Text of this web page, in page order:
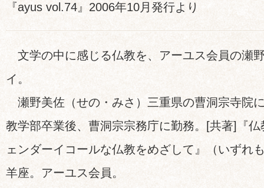
『ayus vol.74』2006年10月発行より
文学の中に感じる仏教を、アーユス会員の瀬
イ。
瀬野美佐（せの・みさ）三重県の曹洞宗寺院
教学部卒業後、曹洞宗宗務庁に勤務。[共著]『
ェンダーイコールな仏教をめざして』（いずれ
羊座。アーユス会員。